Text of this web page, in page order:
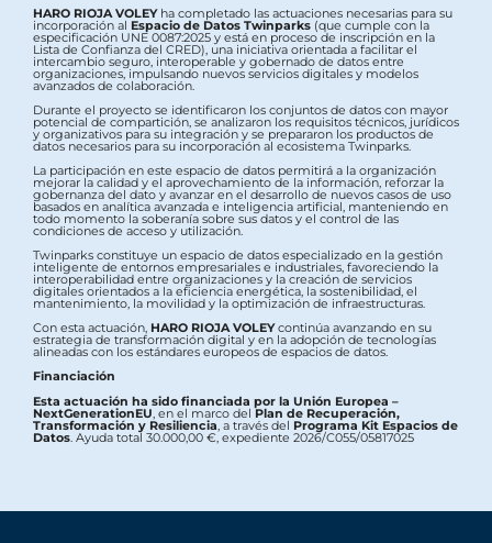
HARO RIOJA VOLEYha completado las actuaciones necesarias para su
incorporación al Espacio de Datos Twinparks (que cumple con la
especificación UNE 0087:2025 y está en proceso de inscripción en la
Lista de Confianza del CRED), una iniciativa orientada a facilitar el
intercambio seguro, interoperable y gobernado de datos entre
organizaciones, impulsando nuevos servicios digitales y modelos
avanzados de colaboración.
Durante el proyecto se identificaron los conjuntos de datos con mayor
potencial de compartición, se analizaron los requisitos técnicos, jurídicos
y organizativos para su integración y se prepararon los productos de
datos necesarios para su incorporación al ecosistema Twinparks.
La participación en este espacio de datos permitirá a la organización
mejorar la calidad y el aprovechamiento de la información, reforzar la
gobernanza del dato y avanzar en el desarrollo de nuevos casos de uso
basados en analítica avanzada e inteligencia artificial, manteniendo en
todo momento la soberanía sobre sus datos y el control de las
condiciones de acceso y utilización.
Twinparks constituye un espacio de datos especializado en la gestión
inteligente de entornos empresariales e industriales, favoreciendo la
interoperabilidad entre organizaciones y la creación de servicios
digitales orientados a la eficiencia energética, la sostenibilidad, el
mantenimiento, la movilidad y la optimización de infraestructuras.
Con esta actuación, HARO RIOJA VOLEYcontinúa avanzando en su
estrategia de transformación digital y en la adopción de tecnologías
alineadas con los estándares europeos de espacios de datos.
Financiación
Esta actuación ha sido financiada por la Unión Europea –
NextGenerationEU , en el marco delPlan de Recuperación,
Transformación y Resiliencia , a través del Programa Kit Espacios de
Datos . Ayuda total 30.000,00 €, expediente 2026/C055/05817025